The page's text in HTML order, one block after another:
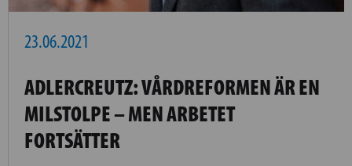
23.06.2021
ADLERCREUTZ: VÅRDREFORMEN ÄR EN
MILSTOLPE – MEN ARBETET
FORTSÄTTER